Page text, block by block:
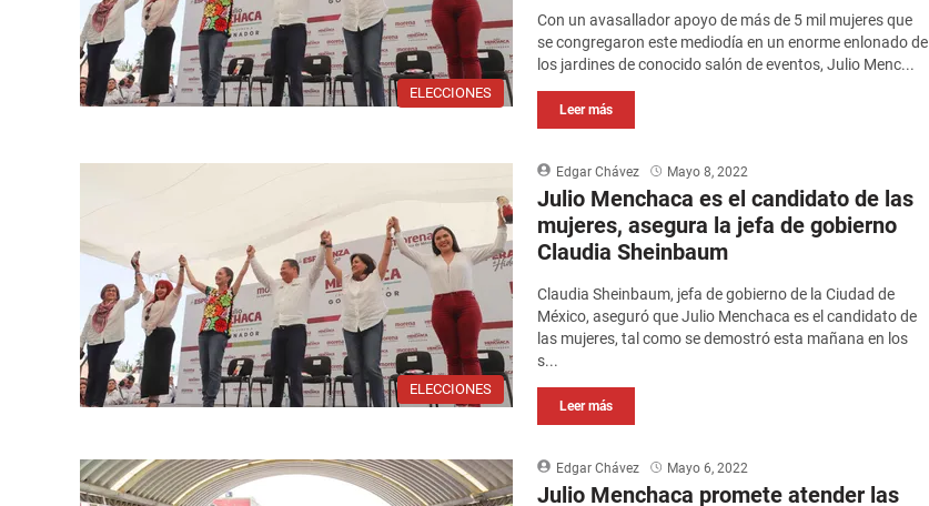
ELECCIONES
Con un avasallador apoyo de más de 5 mil mujeres que
se congregaron este mediodía en un enorme enlonado de
los jardines de conocido salón de eventos, Julio Menc...
Leer más
ELECCIONES
Edgar Chávez Mayo 8, 2022
Julio Menchaca es el candidato de las
mujeres, asegura la jefa de gobierno
Claudia Sheinbaum
Claudia Sheinbaum, jefa de gobierno de la Ciudad de
México, aseguró que Julio Menchaca es el candidato de
las mujeres, tal como se demostró esta mañana en los
s...
Leer más
Edgar Chávez Mayo 6, 2022
Julio Menchaca promete atender las